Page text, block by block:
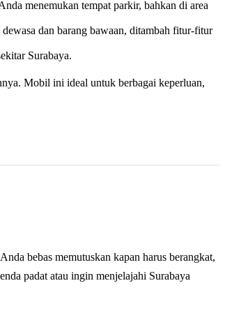
menemukan tempat parkir, bahkan di area
dan barang bawaan, ditambah fitur-fitur
Surabaya.
Mobil ini ideal untuk berbagai keperluan,
bebas memutuskan kapan harus berangkat,
padat atau ingin menjelajahi Surabaya